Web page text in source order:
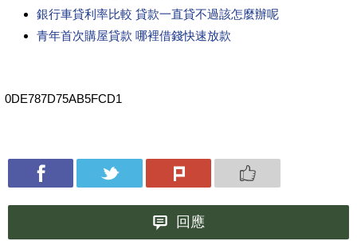
銀行車貸利率比較 貸款一直貸不過該怎麼辦呢
青年首次購屋貸款 哪裡借錢快速放款
0DE787D75AB5FCD1
回應